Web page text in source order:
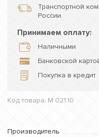
Транспортной
России.
Принимаем оплату:
Наличными
Банковской
Покупка в кредит
Код товара: М 021.10
Производитель